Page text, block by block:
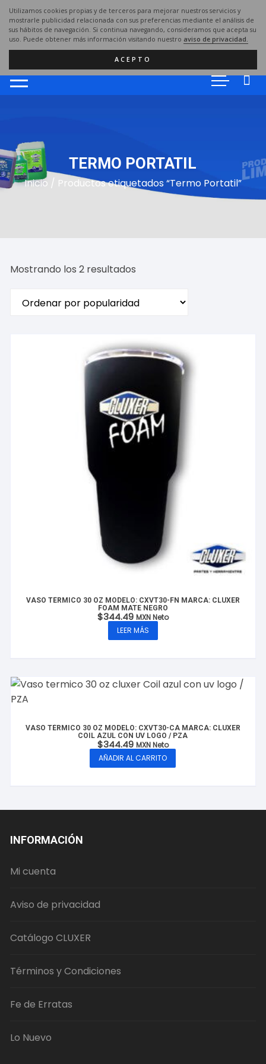
Utilizamos cookies propias y de terceros para mejorar nuestros servicios y
mostrarle publicidad relacionada con sus preferencias mediante el análisis de
sus hábitos de navegación. Si continua navegando, consideramos que acepta su
uso. Puede obtener más información visitando nuestro aviso de privacidad.
ACEPTO
Saltar
contenido
TERMO PORTATIL
Inicio / Productos etiquetados “Termo Portatil”
Mostrando los 2 resultados
popularidad
VASO TÉRMICO 30 OZ MODELO: CXVT30-FN MARCA: CLUXER
FOAM MATE NEGRO
$344.49 MXN Neto
LEER MÁS
VASO TÉRMICO 30 OZ MODELO: CXVT30-CA MARCA: CLUXER
COIL AZUL CON UV LOGO / PZA
$344.49 MXN Neto
AÑADIR AL CARRITO
INFORMACIÓN
Mi cuenta
Aviso de privacidad
Catálogo CLUXER
Términos y Condiciones
Fe de Erratas
Lo Nuevo